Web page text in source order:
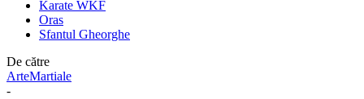
Karate WKF
Oras
Sfantul Gheorghe
De către
ArteMartiale
-